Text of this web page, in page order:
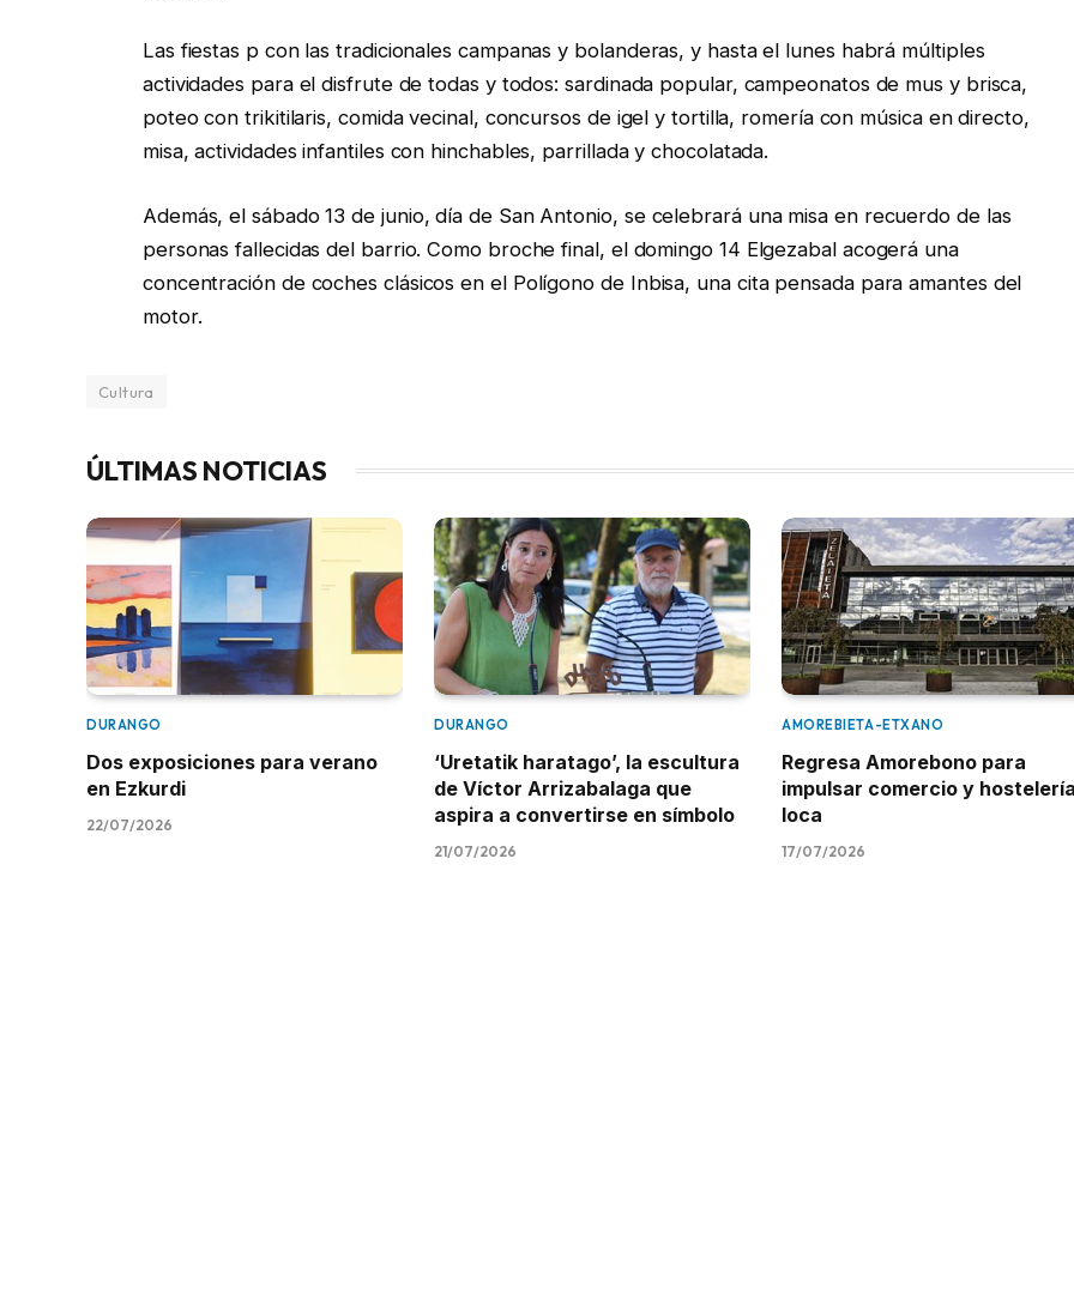
Las fiestas p con las tradicionales campanas y bolanderas, y hasta el lunes habrá múltiples
actividades para el disfrute de todas y todos: sardinada popular, campeonatos de mus y brisca,
poteo con trikitilaris, comida vecinal, concursos de igel y tortilla, romería con música en directo,
misa, actividades infantiles con hinchables, parrillada y chocolatada.
Además, el sábado 13 de junio, día de San Antonio, se celebrará una misa en recuerdo de las
personas fallecidas del barrio. Como broche final, el domingo 14 Elgezabal acogerá una
concentración de coches clásicos en el Polígono de Inbisa, una cita pensada para amantes del
motor.
Cultura
ÚLTIMAS NOTICIAS
DURANGO
Dos exposiciones para verano
en Ezkurdi
22/07/2026
DURANGO
‘Uretatik haratago’, la escultura
de Víctor Arrizabalaga que
aspira a convertirse en símbolo
21/07/2026
AMOREBIETA-ETXANO
Regresa Amorebono para
impulsar comercio y
loca
17/07/2026